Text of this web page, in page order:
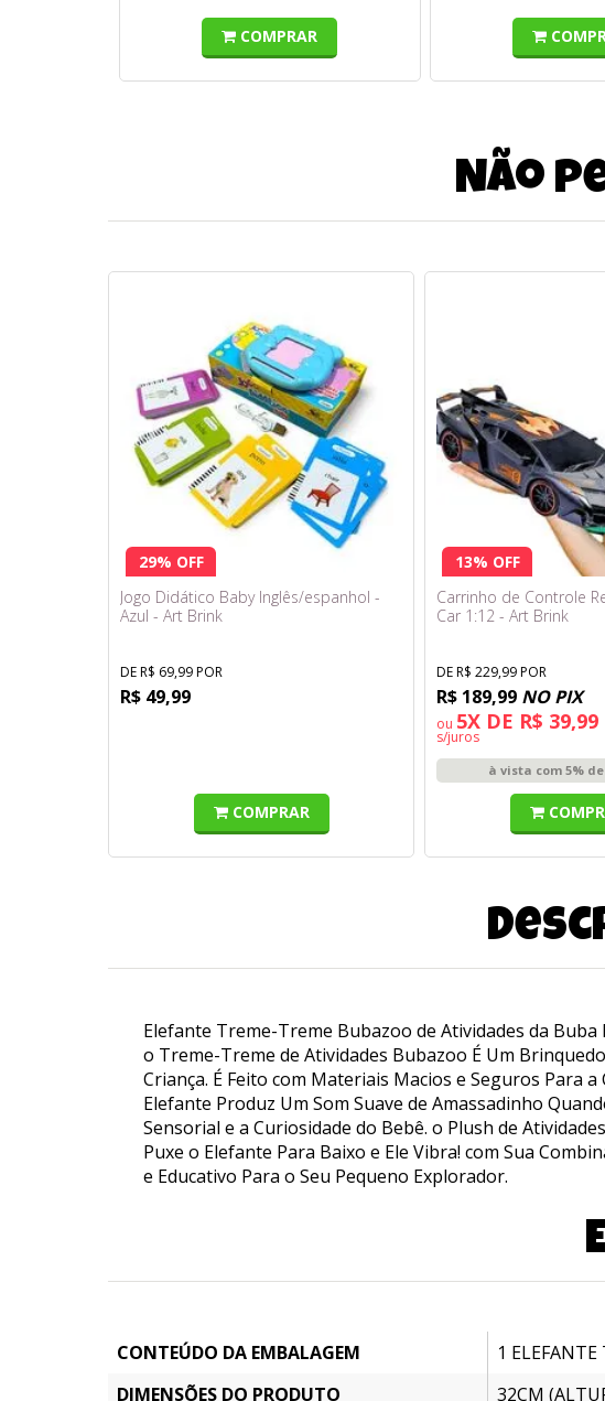
COMPRAR
Não
29% OFF
Jogo Didático Baby Inglês/espanhol -
Azul - Art Brink
DE R$ 69,99 POR
R$ 49,99
COMPRAR
13% OFF
Carrinho de Controle
Car 1:12 - Art Brink
DE R$ 229,99 POR
R$ 189,99 NO PIX
ou 5X DE R$ 39,99
s/juros
à vista com 5%
Elefante Treme-Treme Bubazoo de Atividades da Buba
o Treme-Treme de Atividades Bubazoo É Um
Criança. É Feito com Materiais Macios e Seguros Para
Elefante Produz Um Som Suave de Amassadinho
Sensorial e a Curiosidade do Bebê. o Plush de
Puxe o Elefante Para Baixo e Ele Vibra! com Sua
e Educativo Para o Seu Pequeno Explorador.
CONTEÚDO DA EMBALAGEM
1
DIMENSÕES DO PRODUTO
32CM